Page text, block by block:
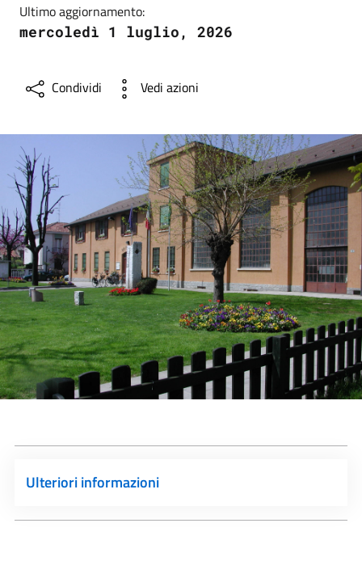
Ultimo aggiornamento:
mercoledì 1 luglio, 2026
Condividi Vedi azioni
Ulteriori informazioni